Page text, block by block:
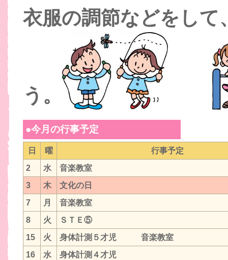
衣服の調節などをして
う。
●今月の行事予定
日 曜
行事予定
2
水
音楽教室
3
木
文化の日
7
月
音楽教室
8
火
ＳＴＥ⑤
15
火
身体計測５才児 音楽教室
16
水
身体計測４才児